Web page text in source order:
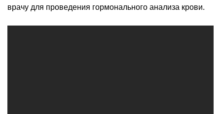
врачу для проведения гормонального анализа крови.